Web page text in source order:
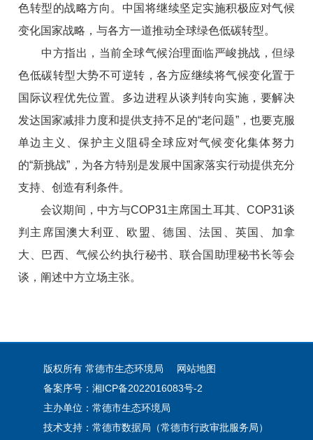
色转型的战略方向。中国将继续坚定实施积极应对气候
变化国家战略，与各方一道推动全球绿色低碳转型。
中方指出，当前全球气候治理面临严峻挑战，但绿
色低碳转型大势不可逆转，各方应继续将气候变化置于
国际议程优先位置。多边进程从谈判转向实施，要解决
发达国家减排力度和提供支持不足的“老问题”，也要克服
单边主义、保护主义阻碍全球应对气候变化集体努力
的“新挑战”，为各方特别是发展中国家落实行动提供充分
支持、创造有利条件。
会议期间，中方与COP31主席国土耳其、COP31谈
判主席国澳大利亚、欧盟、德国、法国、英国、加拿
大、巴西、气候公约执行秘书、联合国助理秘书长等会
谈，阐述中方立场主张。
版权所有 常德市生态环境局
网站地图
备案序号：湘ICP备2022016083号-2
主办单位：常德市生态环境局
技术支持：常德市数据局（常德市行政审批服务局）